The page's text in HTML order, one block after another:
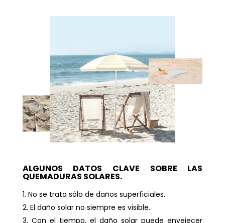
ALGUNOS DATOS CLAVE SOBRE LAS
QUEMADURAS SOLARES.
No se trata sólo de daños superficiales.
El daño solar no siempre es visible.
Con el tiempo, el daño solar puede envejecer